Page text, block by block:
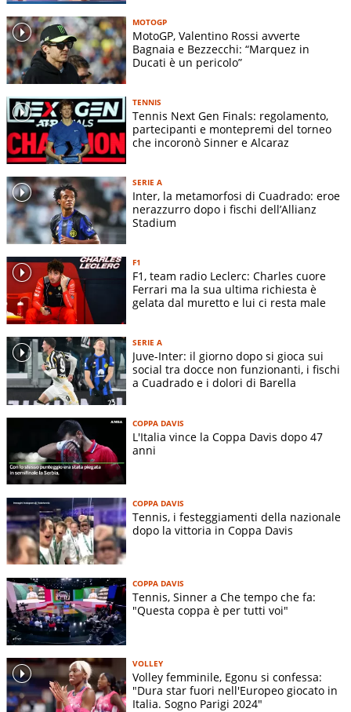
MOTOGP
MotoGP, Valentino Rossi avverte
Bagnaia e Bezzecchi: “Marquez in
Ducati è un pericolo”
TENNIS
Tennis Next Gen Finals: regolamento,
partecipanti e montepremi del torneo
che incoronò Sinner e Alcaraz
SERIE A
Inter, la metamorfosi di Cuadrado: eroe
nerazzurro dopo i fischi dell’Allianz
Stadium
F1
F1, team radio Leclerc: Charles cuore
Ferrari ma la sua ultima richiesta è
gelata dal muretto e lui ci resta male
SERIE A
Juve-Inter: il giorno dopo si gioca sui
social tra docce non funzionanti, i fischi
a Cuadrado e i dolori di Barella
COPPA DAVIS
L'Italia vince la Coppa Davis dopo 47
anni
COPPA DAVIS
Tennis, i festeggiamenti della nazionale
dopo la vittoria in Coppa Davis
COPPA DAVIS
Tennis, Sinner a Che tempo che fa:
"Questa coppa è per tutti voi"
VOLLEY
Volley femminile, Egonu si confessa:
"Dura star fuori nell'Europeo giocato in
Italia. Sogno Parigi 2024"